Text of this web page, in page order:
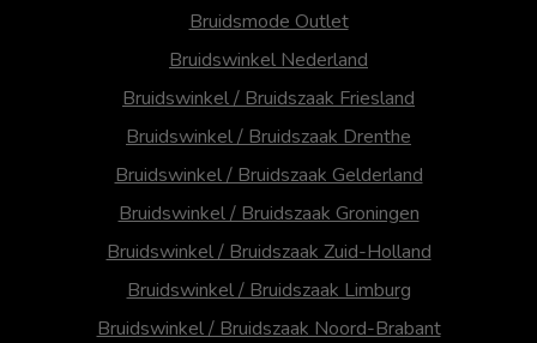
Bruidsmode Outlet
Bruidswinkel Nederland
Bruidswinkel / Bruidszaak Friesland
Bruidswinkel / Bruidszaak Drenthe
Bruidswinkel / Bruidszaak Gelderland
Bruidswinkel / Bruidszaak Groningen
Bruidswinkel / Bruidszaak Zuid-Holland
Bruidswinkel / Bruidszaak Limburg
Bruidswinkel / Bruidszaak Noord-Brabant